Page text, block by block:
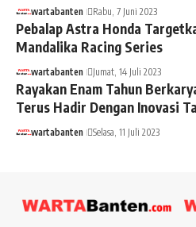
wartabanten Rabu, 7 Juni 2023
Pebalap Astra Honda
Mandalika Racing Series
wartabanten Jumat, 14 Juli 2023
Rayakan Enam Tahun
Terus Hadir Dengan Inovasi
wartabanten Selasa, 11 Juli 2023